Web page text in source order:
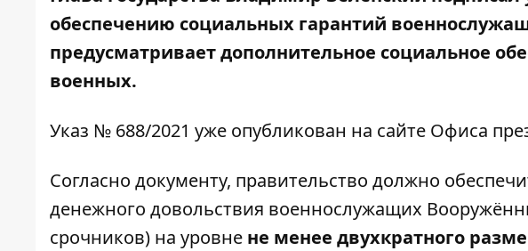
обеспечению социальных гарантий
предусматривает дополнительное социальное
военных.
Указ № 688/2021 уже опубликован на сайте Офиса
Согласно документу, правительство должно
денежного довольствия военнослужащих
срочников) на уровне не менее двухкратного